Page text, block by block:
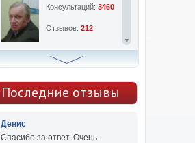
Консультаций: 3460
Отзывов: 212
Алексей Сергеевич
Отзывов:47
Последние отзывы
Денис
Спасибо за ответ. Очень